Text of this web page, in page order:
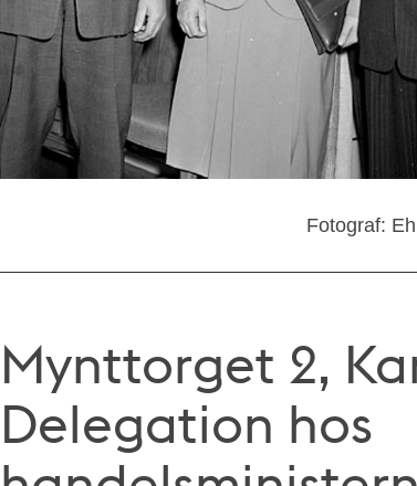
Fotograf:
Mynttorget 2,
Delegation hos